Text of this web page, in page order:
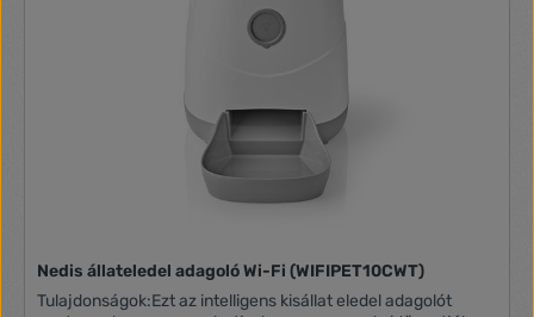
Nedis állateledel adagoló Wi-Fi (WIFIPET10CWT)
Tulajdonságok:Ezt az intelligens kisállat eledel adagolót